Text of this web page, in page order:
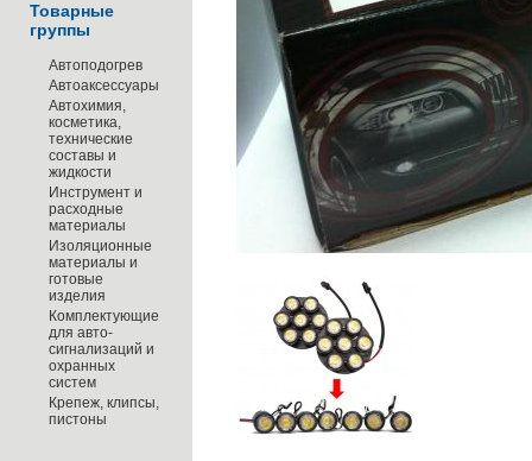
Товарные
группы
Автоподогрев
Автоаксессуары
Автохимия,
косметика,
технические
составы и
жидкости
Инструмент и
расходные
материалы
Изоляционные
материалы и
готовые
изделия
Комплектующие
для авто-
сигнализаций и
охранных
систем
Крепеж, клипсы,
пистоны